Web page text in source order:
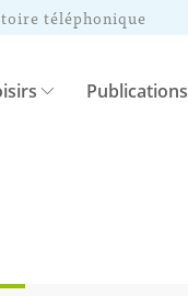
téléphonique
Publications